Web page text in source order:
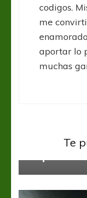
codigos.
me
aportar lo
muchas
Te
Sansinena